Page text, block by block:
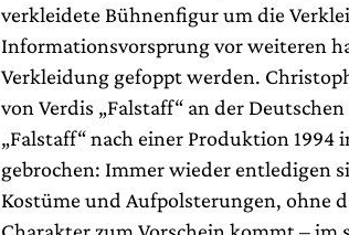
verkleidete Bühnenfigur um die
Informationsvorsprung vor weiteren
Verkleidung gefoppt werden.
von Verdis „Falstaff“ an der
„Falstaff“ nach einer Produktion
gebrochen: Immer wieder entledigen
Kostüme und Aufpolsterungen, ohne